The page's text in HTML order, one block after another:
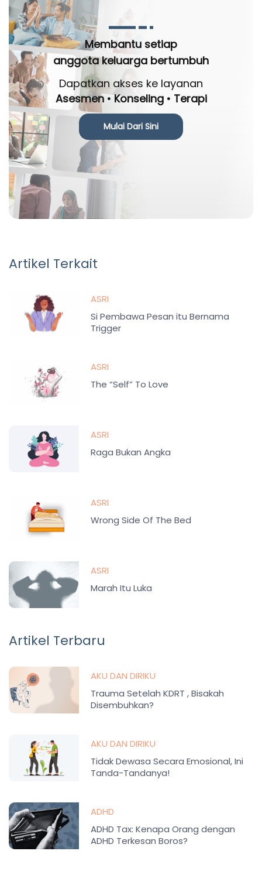
Membantu setiap
anggota keluarga bertumbuh
Dapatkan akses ke layanan
Asesmen • Konseling • Terapi
Mulai Dari Sini
Artikel Terkait
ASRI
Si Pembawa Pesan itu Bernama
Trigger
ASRI
The “Self” To Love
ASRI
Raga Bukan Angka
ASRI
Wrong Side Of The Bed
ASRI
Marah Itu Luka
Artikel Terbaru
AKU DAN DIRIKU
Trauma Setelah KDRT , Bisakah
Disembuhkan?
AKU DAN DIRIKU
Tidak Dewasa Secara Emosional, Ini
Tanda-Tandanya!
ADHD
ADHD Tax: Kenapa Orang dengan
ADHD Terkesan Boros?